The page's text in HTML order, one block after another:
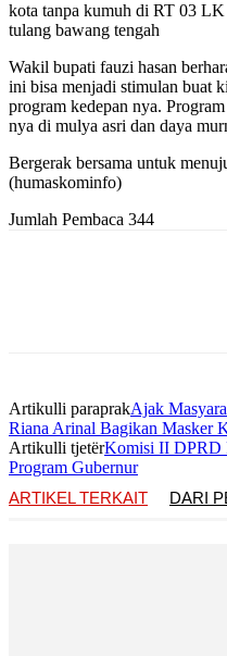
kota tanpa kumuh di RT 03
tulang bawang tengah
Wakil bupati fauzi hasan
ini bisa menjadi stimulan buat
program kedepan nya.
nya di mulya asri dan daya
Bergerak bersama untuk
(humaskominfo)
Jumlah Pembaca 344
Artikulli paraprakAjak
Riana Arinal Bagikan Masker
Artikulli tjetërKomisi II DPRD
Program Gubernur
ARTIKEL TERKAIT
DARI